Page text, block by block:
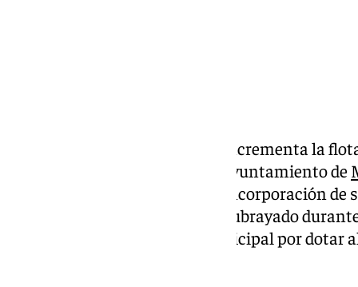
El Ayuntamiento de Marbella incrementa la
nuevos vehículos híbridos. El Ayuntamiento de
flota de la Policía Local con la incorporación
alcaldesa, Ángeles Muñoz, ha subrayado
equipamiento «la apuesta municipal por dotar